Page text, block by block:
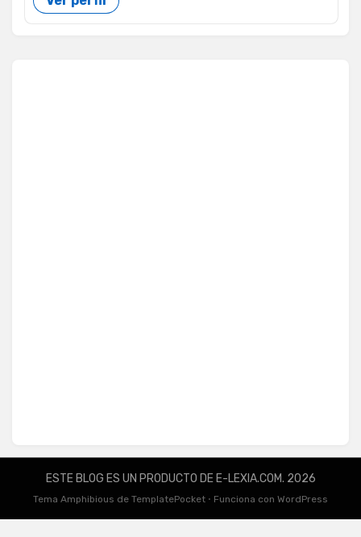
ESTE BLOG ES UN PRODUCTO DE E-LEXIA.COM. 2026
Tema Amphibious de TemplatePocket ⋅ Funciona con WordPress